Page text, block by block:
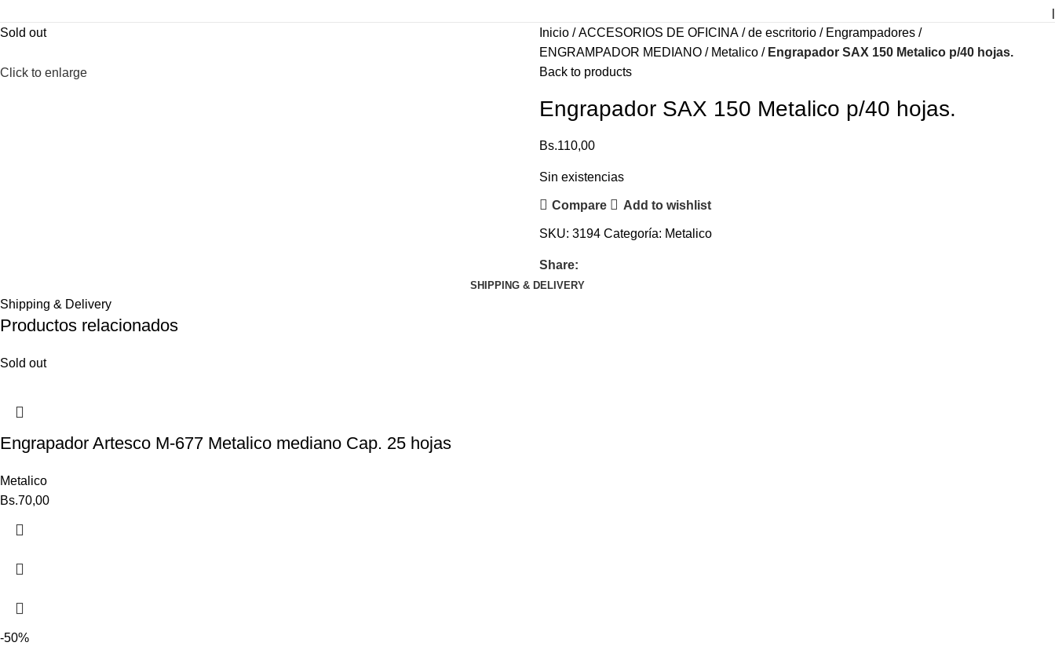
Sold out
Click to enlarge
Inicio ACCESORIOS DE OFICINA de escritorio
Engrampadores
ENGRAMPADOR MEDIANO
Metalico
Engrapador SAX 150 Metalico p/40 hojas.
Back to products
Engrapador SAX 150 Metalico p/40 hojas.
Bs.110,00
Sin existencias
Compare Add to wishlist
SKU: 3194 Categoría: Metalico
Share:
SHIPPING & DELIVERY
Shipping & Delivery
Productos relacionados
Sold out
Engrapador Artesco M-677 Metalico mediano Cap. 25 hojas
Metalico
Bs.70,00
-50%